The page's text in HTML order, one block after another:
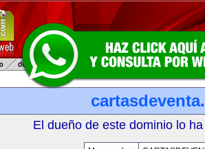
El dueño de este dominio lo